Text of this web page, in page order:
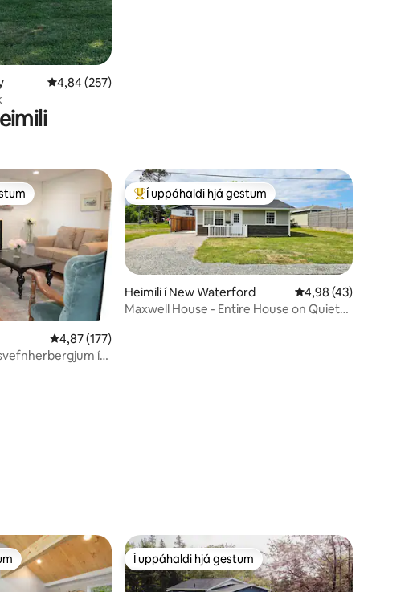
4,84 af 5 í meðaleinkunn, 257 umsagnir
4,84 (257)
gestum
4,87 af 5 í meðaleinkunn, 177 umsagnir
4,87 (177)
í
Í mestu uppáhaldi hjá gestum
Í uppáhaldi hjá gestum
Heimili í New Waterford 4,98 af 5 í
4,98 (43)
Maxwell House - Entire House on Quiet
Í uppáhaldi hjá gestum
Í uppáhaldi hjá gestum